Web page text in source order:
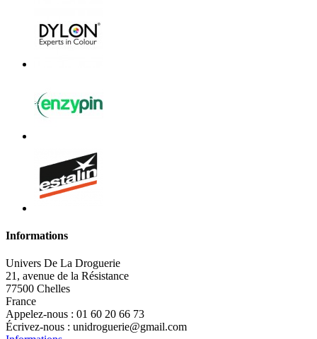
Informations
Univers De La Droguerie
21, avenue de la Résistance
77500 Chelles
France
Appelez-nous : 01 60 20 66 73
Écrivez-nous : unidroguerie@gmail.com